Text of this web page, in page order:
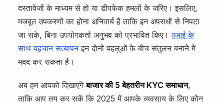
दस्तावेजों के माध्यम से हो या डीपफेक हमलों के जरिए। इसलिए,
मजबूत उपकरणों का होना अनिवार्य है ताकि इन अपराधों से निपटा
जा सके, बिना उपयोगकर्ता अनुभव को प्रभावित किए।एआई के
साथ पहचान सत्यापनइन दोनों पहलुओं के बीच संतुलन बनाने में
मदद कर सकता है।
अब हम आपको दिखाएंगेबाजार की 5 बेहतरीन KYC समाधान,
ताकि आप तय कर सकें कि 2025 में आपके व्यवसाय के लिए कौन